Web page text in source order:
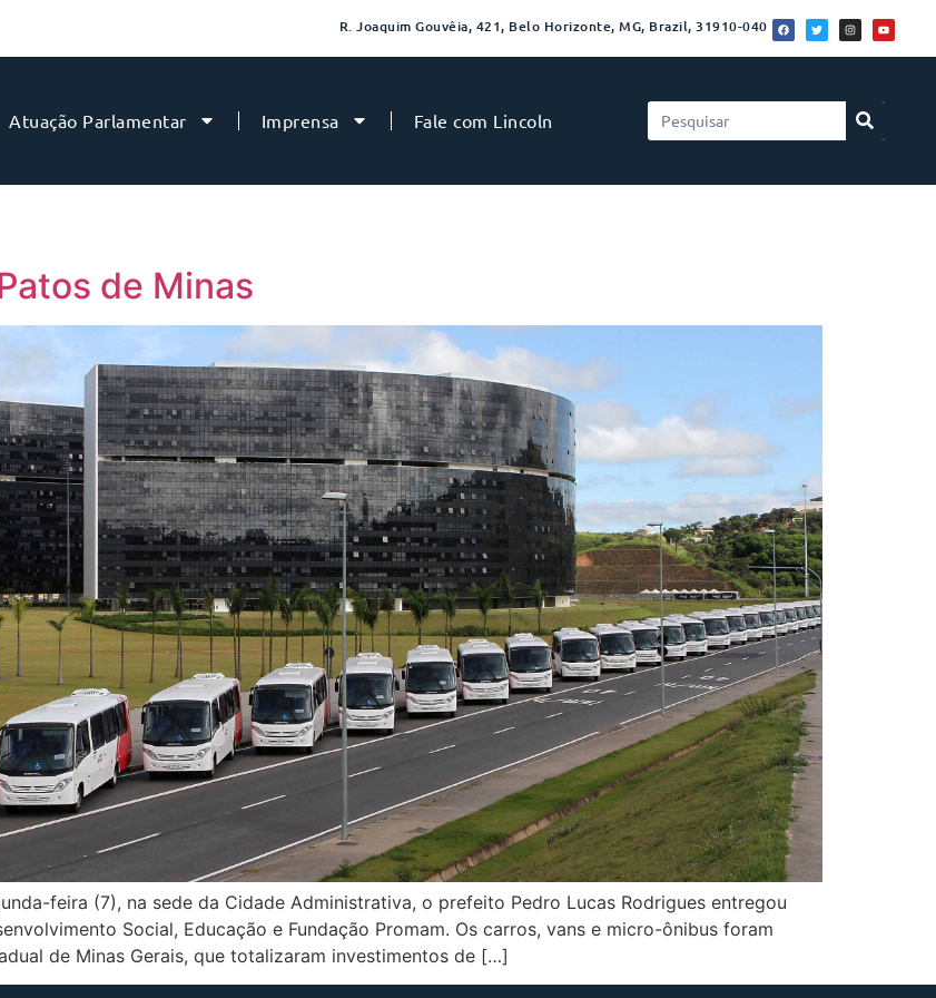
R. Joaquim Gouvêia, 421, Belo Horizonte, MG, Brazil, 31910-040
Atuação Parlamentar Imprensa Fale com Lincoln
de Minas
feira (7), na sede da Cidade Administrativa, o prefeito Pedro Lucas Rodrigues entregou
Social, Educação e Fundação Promam. Os carros, vans e micro-ônibus foram
de Minas Gerais, que totalizaram investimentos de […]